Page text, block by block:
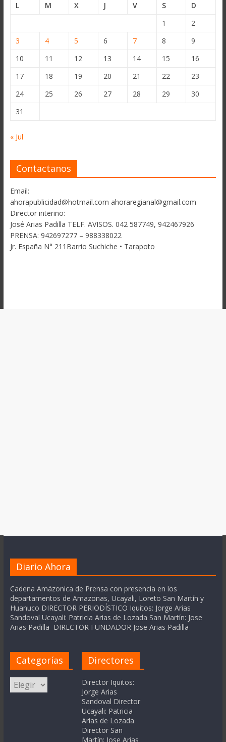
L
M X J V S
D
1
2
3
4 5 6 7 8
9
10
11 12 13 14 15
16
17
18 19 20 21 22
23
24
25 26 27 28 29
30
31
« Jul
Contactanos
Email:
ahorapublicidad@hotmail.com ahoraregianal@gmail.com
Director interino:
José Arias Padilla TELF. AVISOS. 042 587749, 942467926
PRENSA: 942697277 – 988338022
Jr. España N° 211Barrio Suchiche • Tarapoto
Diario Ahora
Cadena Amázonica de Prensa con presencia en los
departamentos de Amazonas, Ucayali, Loreto San Martín y
Huanuco DIRECTOR PERIODÍSTICO Iquitos: Jorge Arias
Sandoval Ucayali: Patricia Arias de Lozada San Martín: Jose
Arias Padilla DIRECTOR FUNDADOR Jose Arias Padilla
Categorías
Categorías
Directores
Director Iquitos:
Jorge Arias
Sandoval Director
Ucayali: Patricia
Arias de Lozada
Director San
Martín: Jose Arias